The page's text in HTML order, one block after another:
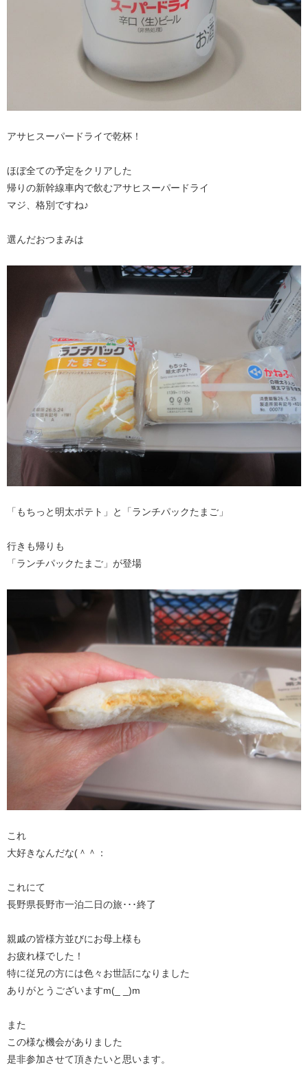
アサヒスーパードライで乾杯！
ほぼ全ての予定をクリアした
帰りの新幹線車内で飲むアサヒスーパードライ
マジ、格別ですね♪
選んだおつまみは
「もちっと明太ポテト」と「ランチパックたまご」
行きも帰りも
「ランチパックたまご」が登場
これ
大好きなんだな(＾＾：
これにて
長野県長野市一泊二日の旅･･･終了
親戚の皆様方並びにお母上様も
お疲れ様でした！
特に従兄の方には色々お世話になりました
ありがとうございますm(_ _)m
また
この様な機会がありました
是非参加させて頂きたいと思います。